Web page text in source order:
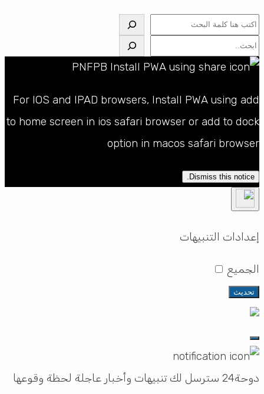
البحث
البحث
For IOS and IPAD browsers, Install PWA using add
to home screen in ios safari browser or add to dock
option in macos safari browser
Dismiss this notice.
إعدادات التنبيهات
الجميع
تحديث
دوحة24 سترسل لك تنبيهات وأخبار عاجلة لحظة وقوعها